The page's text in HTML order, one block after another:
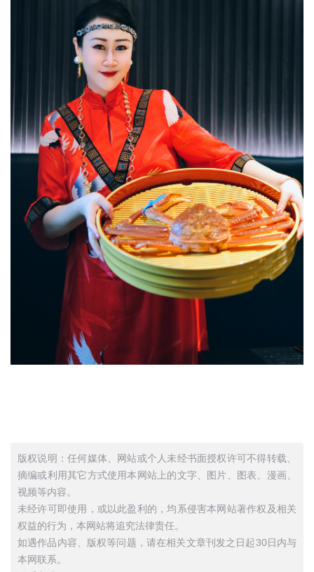
版权说明：任何媒体、网站或个人未经书面授权许可不得转载、
摘编或利用其它方式使用本网站上的文字、图片、图表、漫画、
视频等内容。
未经许可即使用，或以此盈利的，均系侵害本网站著作权及相关
权益的行为，本网站将追究法律责任。
如遇作品内容、版权等问题，请在相关文章刊发之日起30日内与
本网联系。